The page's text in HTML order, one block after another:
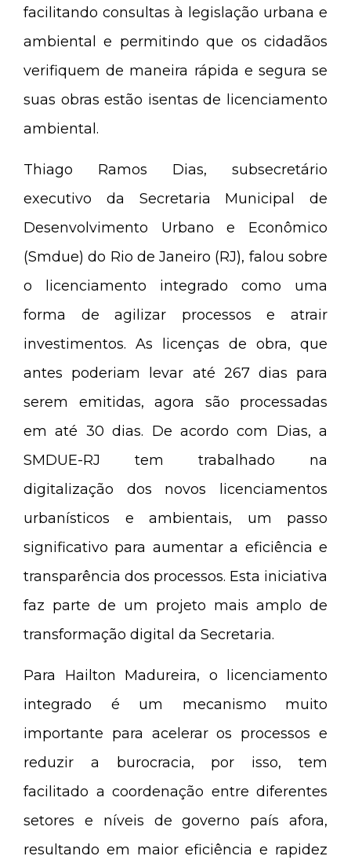
facilitando consultas à legislação urbana e
ambiental e permitindo que os cidadãos
verifiquem de maneira rápida e segura se
suas obras estão isentas de licenciamento
ambiental.
Thiago Ramos Dias, subsecretário
executivo da Secretaria Municipal de
Desenvolvimento Urbano e Econômico
(Smdue) do Rio de Janeiro (RJ), falou sobre
o licenciamento integrado como uma
forma de agilizar processos e atrair
investimentos. As licenças de obra, que
antes poderiam levar até 267 dias para
serem emitidas, agora são processadas
em até 30 dias. De acordo com Dias, a
SMDUE-RJ tem trabalhado na
digitalização dos novos licenciamentos
urbanísticos e ambientais, um passo
significativo para aumentar a eficiência e
transparência dos processos. Esta iniciativa
faz parte de um projeto mais amplo de
transformação digital da Secretaria.
Para Hailton Madureira, o licenciamento
integrado é um mecanismo muito
importante para acelerar os processos e
reduzir a burocracia, por isso, tem
facilitado a coordenação entre diferentes
setores e níveis de governo país afora,
resultando em maior eficiência e rapidez